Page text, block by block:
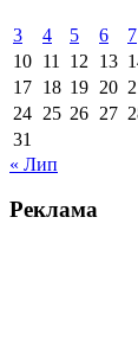
3
4 5 6 7
10 11 12 13
17 18 19 20
24 25 26 27
31
« Лип
Реклама